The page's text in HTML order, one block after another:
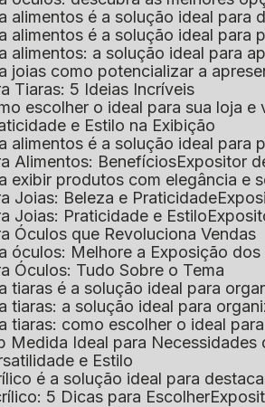
alimentos é a solução ideal
alimentos é a solução ideal para
alimentos: a solução ideal para
joias como potencializar a
Tiaras: 5 Ideias Incríveis
escolher o ideal para sua loja
e Estilo na Exibição
alimentos é a solução ideal
Alimentos: Benefícios Expositor
exibir produtos com elegância e
Joias: Beleza e Praticidade
Joias: Praticidade e Estilo
Óculos que Revoluciona Vendas
óculos: Melhore a Exposição
Óculos: Tudo Sobre o Tema
tiaras é a solução ideal para
tiaras: a solução ideal para
tiaras: como escolher o ideal
Medida Ideal para Necessidades
e Estilo
é a solução ideal para
5 Dicas para Escolher